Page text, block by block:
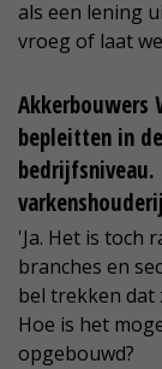
als een lening
vroeg of laat
Akkerbouwers
bepleitten in
'Ja. Het is toch
branches en
bel trekken dat
Hoe is het
opgebouwd?